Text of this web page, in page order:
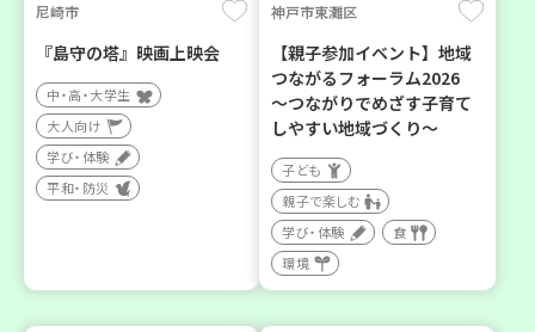
尼崎市
『島守の塔』映画上映会
中・高・大学生
大人向け
学び・体験
平和・防災
神戸市東灘区
【親子参加イベント】地域
つながるフォーラム2026
～つながりでめざす子育て
しやすい地域づくり～
子ども
親子で楽しむ
学び・体験
食
環境